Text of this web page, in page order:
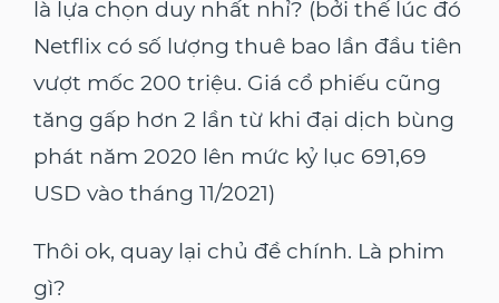
là lựa chọn duy nhất nhỉ? (bởi thế lúc đó
Netflix có số lượng thuê bao lần đầu tiên
vượt mốc 200 triệu. Giá cổ phiếu cũng
tăng gấp hơn 2 lần từ khi đại dịch bùng
phát năm 2020 lên mức kỷ lục 691,69
USD vào tháng 11/2021)
Thôi ok, quay lại chủ đề chính. Là phim
gì?